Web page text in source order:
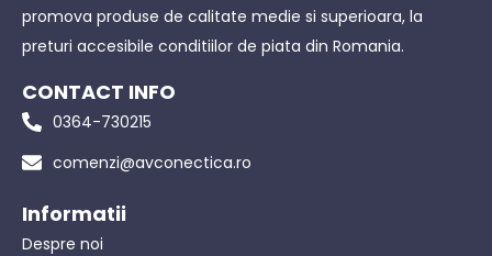
promova produse de calitate medie si superioara, la
preturi accesibile conditiilor de piata din Romania.
CONTACT INFO
0364-730215
comenzi@avconectica.ro
Informatii
Despre noi